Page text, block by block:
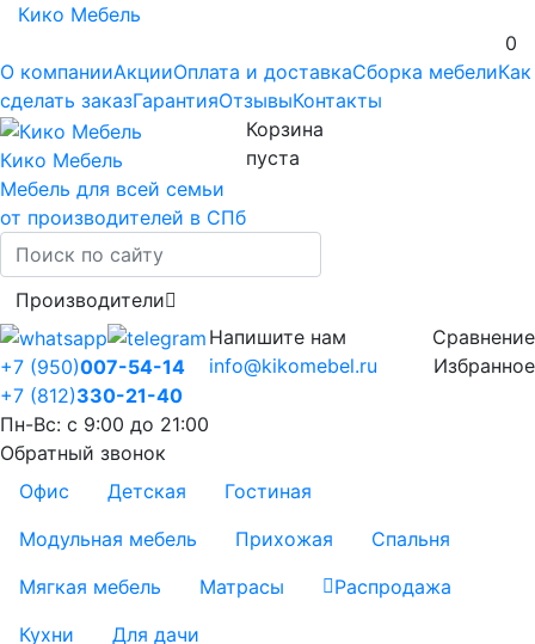
Кико Мебель
0
О компанииАкцииОплата и доставкаСборка мебелиКак
сделать заказГарантияОтзывыКонтакты
Кико Мебель
Мебель для всей семьи
от производителей в СПб
Производители
+7 (950)007-54-14
+7 (812)330-21-40
Пн-Вс: с 9:00 до 21:00
Обратный звонок
Напишите нам
info@kikomebel.ru
Сравнение
Избранное
Корзина
пуста
Офис Детская
Гостиная
Модульная мебель
Прихожая
Спальня
Мягкая мебель
Матрасы
Распродажа
Кухни
Для дачи